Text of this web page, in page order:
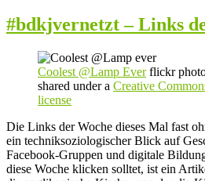
Nr. 3“
#bdkjvernetzt – Links
Coolest @Lamp Everflickr
shared under a Creative
license
Die Links der Woche dieses Mal fast
ein techniksoziologischer Blick auf
Facebook-Gruppen und digitale
diese Woche klicken solltet, ist ein